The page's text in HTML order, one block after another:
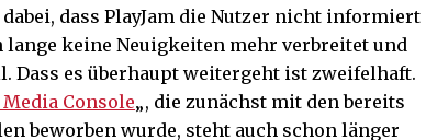
dass PlayJam die Nutzer nicht informiert
lange keine Neuigkeiten mehr verbreitet und
Dass es überhaupt weitergeht ist zweifelhaft.
Console„, die zunächst mit den bereits
beworben wurde, steht auch schon länger